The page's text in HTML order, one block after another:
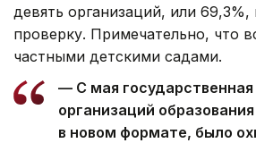
девять организаций, или
проверку. Примечательно, что
частными детскими садами.
— С мая
организаций
в новом формате, было